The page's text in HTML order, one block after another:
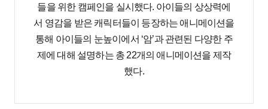
들을 위한 캠페인을 실시했다. 아이들의 상상력에
서 영감을 받은 캐릭터들이 등장하는 애니메이션을
통해 아이들의 눈높이에서 ‘암’과 관련된 다양한 주
제에 대해 설명하는 총 22개의 애니메이션을 제작
했다.